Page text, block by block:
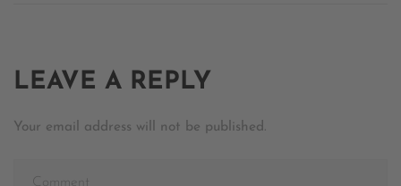
LEAVE A REPLY
Your email address will not be published.